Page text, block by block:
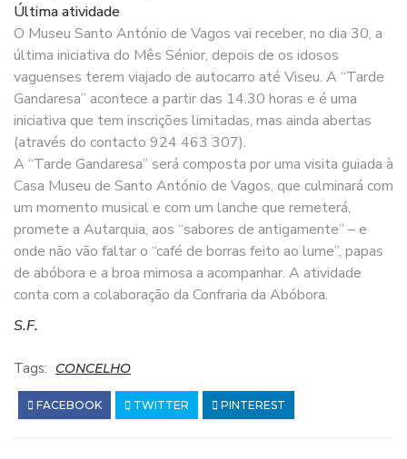
Última atividade
O Museu Santo António de Vagos vai receber, no dia 30, a
última iniciativa do Mês Sénior, depois de os idosos
vaguenses terem viajado de autocarro até Viseu. A “Tarde
Gandaresa” acontece a partir das 14.30 horas e é uma
iniciativa que tem inscrições limitadas, mas ainda abertas
(através do contacto 924 463 307).
A “Tarde Gandaresa” será composta por uma visita guiada à
Casa Museu de Santo António de Vagos, que culminará com
um momento musical e com um lanche que remeterá,
promete a Autarquia, aos “sabores de antigamente” – e
onde não vão faltar o “café de borras feito ao lume”, papas
de abóbora e a broa mimosa a acompanhar. A atividade
conta com a colaboração da Confraria da Abóbora.
S.F.
Tags: CONCELHO
FACEBOOK TWITTER PINTEREST